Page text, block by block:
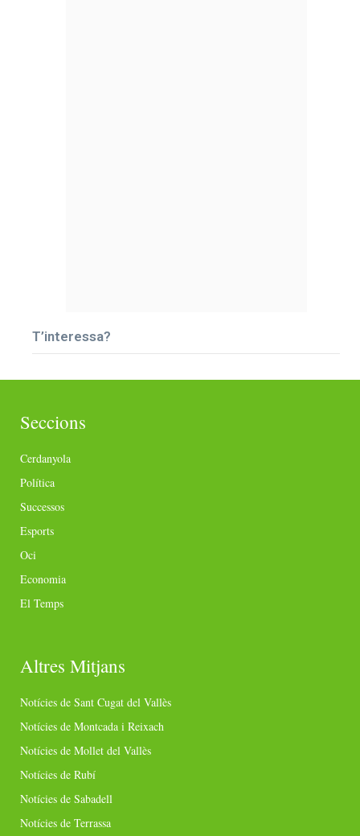
T’interessa?
Seccions
Cerdanyola
Política
Successos
Esports
Oci
Economia
El Temps
Altres Mitjans
Notícies de Sant Cugat del Vallès
Notícies de Montcada i Reixach
Notícies de Mollet del Vallès
Notícies de Rubí
Notícies de Sabadell
Notícies de Terrassa